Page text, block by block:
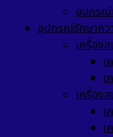
อุปกรณ์
อุปกรณ์รักษาค
เครื่อง
เ
เ
เครื่อง
เ
เ